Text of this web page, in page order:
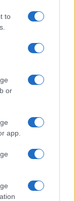
to
or
app.
doveva fare